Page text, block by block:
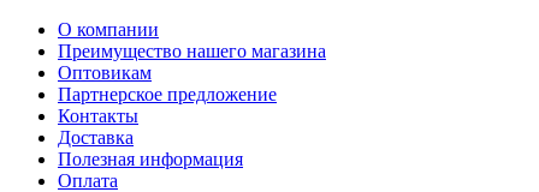
О компании
Преимущество нашего магазина
Оптовикам
Партнерское предложение
Контакты
Доставка
Полезная информация
Оплата